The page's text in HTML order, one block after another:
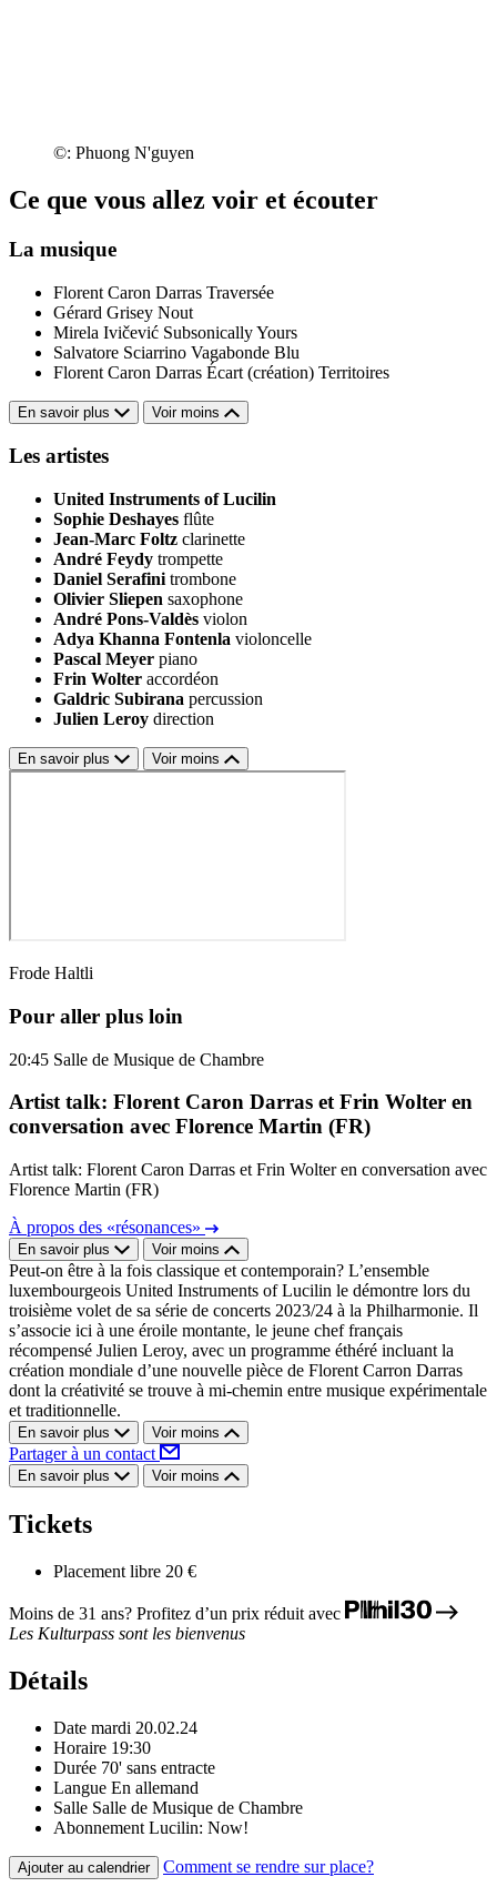
©: Phuong N'guyen
Ce que vous allez voir et écouter
La musique
Florent Caron Darras Traversée
Gérard Grisey Nout
Mirela Ivičević Subsonically Yours
Salvatore Sciarrino Vagabonde Blu
Florent Caron Darras Écart (création) Territoires
En savoir plus Voir moins
Les artistes
United Instruments of Lucilin
Sophie Deshayes flûte
Jean-Marc Foltz clarinette
André Feydy trompette
Daniel Serafini trombone
Olivier Sliepen saxophone
André Pons-Valdès violon
Adya Khanna Fontenla violoncelle
Pascal Meyer piano
Frin Wolter accordéon
Galdric Subirana percussion
Julien Leroy direction
En savoir plus Voir moins
Frode Haltli
Pour aller plus loin
20:45 Salle de Musique de Chambre
Artist talk: Florent Caron Darras et Frin Wolter en
conversation avec Florence Martin (FR)
Artist talk: Florent Caron Darras et Frin Wolter en conversation avec
Florence Martin (FR)
À propos des «résonances»
En savoir plus Voir moins
Peut-on être à la fois classique et contemporain? L’ensemble
luxembourgeois United Instruments of Lucilin le démontre lors du
troisième volet de sa série de concerts 2023/24 à la Philharmonie. Il
s’associe ici à une éroile montante, le jeune chef français
récompensé Julien Leroy, avec un programme éthéré incluant la
création mondiale d’une nouvelle pièce de Florent Carron Darras
dont la créativité se trouve à mi-chemin entre musique expérimentale
et traditionnelle.
En savoir plus Voir moins
Partager à un contact
En savoir plus Voir moins
Tickets
Placement libre 20 €
Moins de 31 ans? Profitez d’un prix réduit avec
Les Kulturpass sont les bienvenus
Détails
Date mardi 20.02.24
Horaire 19:30
Durée 70' sans entracte
Langue En allemand
Salle Salle de Musique de Chambre
Abonnement Lucilin: Now!
Ajouter au calendrier Comment se rendre sur place?